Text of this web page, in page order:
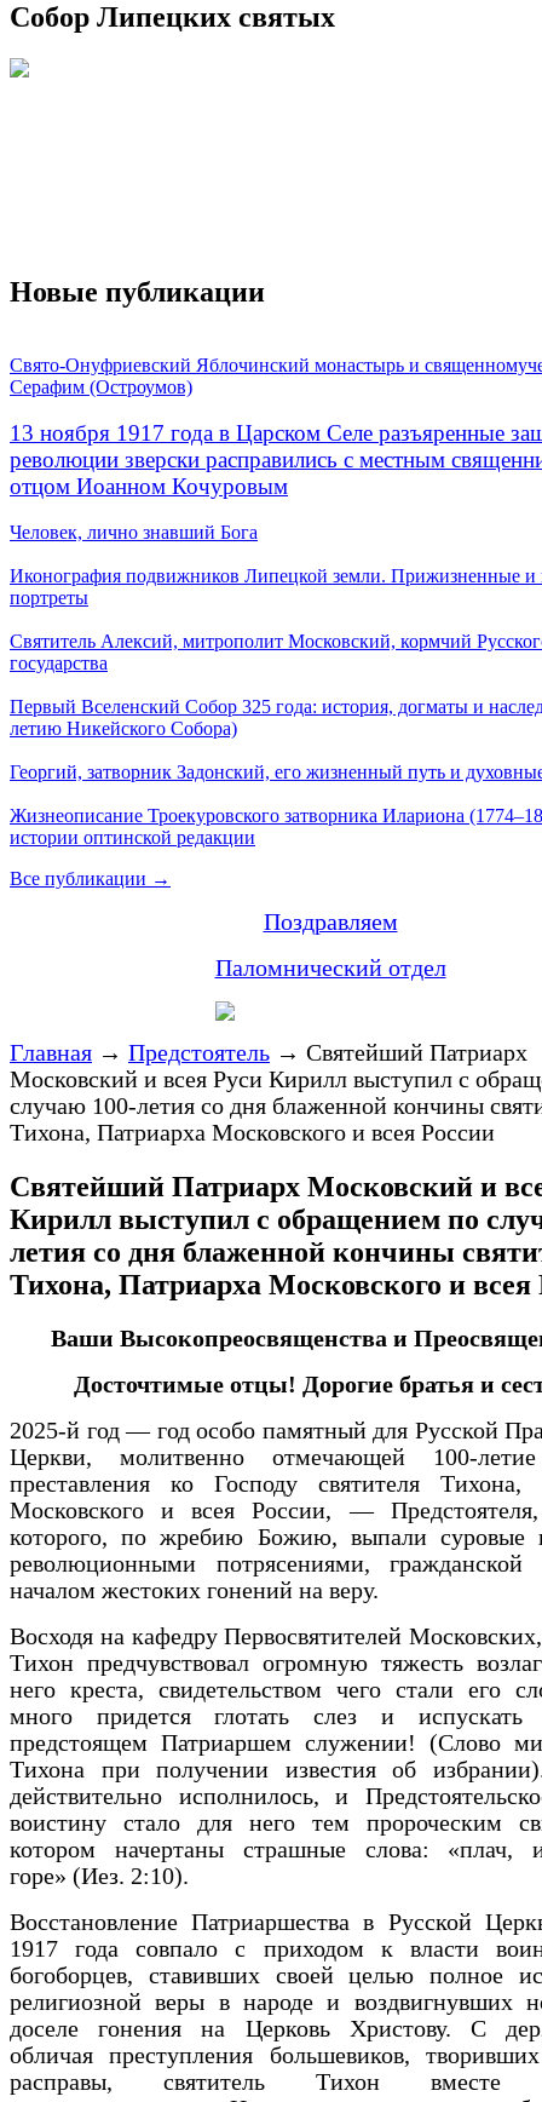
Собор Липецких святых
Новые публикации
Свято-Онуфриевский Яблочинский монастырь и
Серафим (Остроумов)
13 ноября 1917 года в Царском Селе разъяренные
революции зверски расправились с местным
отцом Иоанном Кочуровым
Человек, лично знавший Бога
Иконография подвижников Липецкой земли. Прижизненные и
портреты
Святитель Алексий, митрополит Московский, кормчий
государства
Первый Вселенский Собор 325 года: история, догматы и
летию Никейского Собора)
Георгий, затворник Задонский, его жизненный путь и
Жизнеописание Троекуровского затворника Илариона
истории оптинской редакции
Все публикации →
Поздравляем
Паломнический отдел
Главная → Предстоятель → Святейший Патриарх
Московский и всея Руси Кирилл выступил с
случаю 100-летия со дня блаженной кончины
Тихона, Патриарха Московского и всея России
Святейший Патриарх Московский и
Кирилл выступил с обращением по
летия со дня блаженной кончины
Тихона, Патриарха Московского и всея
Ваши Высокопреосвященства и
Досточтимые отцы! Дорогие братья и
2025-й год — год особо памятный для Русской
Церкви, молитвенно отмечающей 100-
преставления ко Господу святителя Тихона,
Московского и всея России, —
которого, по жребию Божию, выпали суровые
революционными потрясениями,
началом жестоких гонений на веру.
Восходя на кафедру Первосвятителей
Тихон предчувствовал огромную тяжесть
него креста, свидетельством чего стали его
много придется глотать слез и
предстоящем Патриаршем служении! (Слово
Тихона при получении известия об
действительно исполнилось, и
воистину стало для него тем пророческим
котором начертаны страшные слова:
горе» (Иез. 2:10).
Восстановление Патриаршества в Русской
1917 года совпало с приходом к власти
богоборцев, ставивших своей целью полное
религиозной веры в народе и воздвигнувших
доселе гонения на Церковь Христову. С
обличая преступления большевиков,
расправы, святитель Тихон